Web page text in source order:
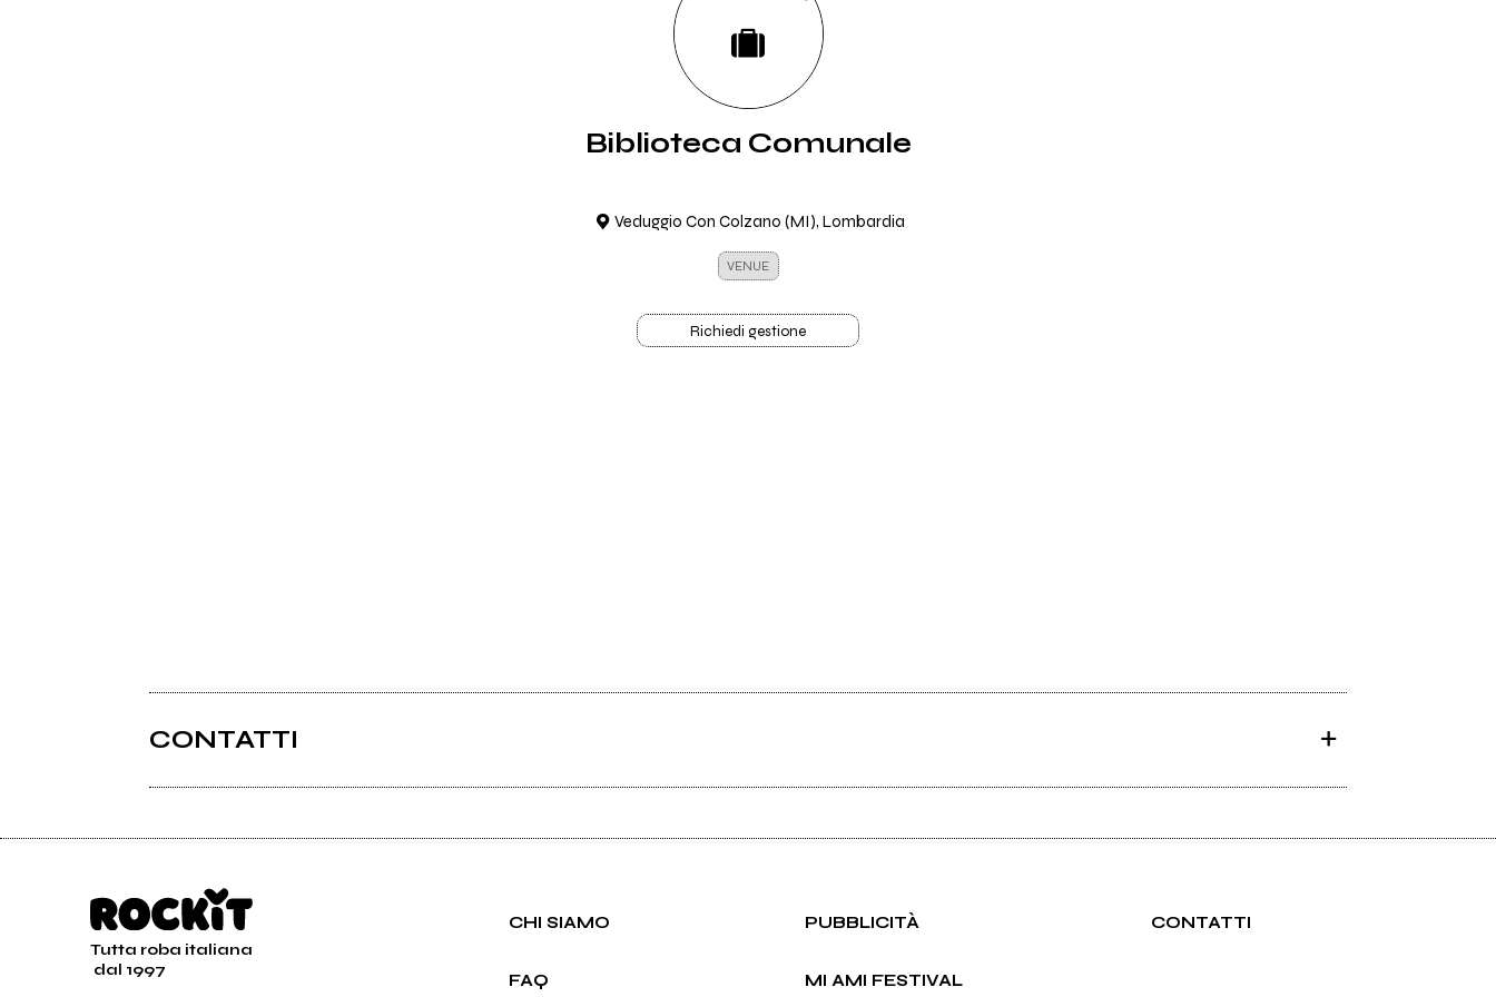
Biblioteca Comunale
Veduggio Con Colzano (MI), Lombardia
VENUE
Richiedi gestione
CONTATTI
Tutta roba italiana
dal 1997
CHI SIAMO PUBBLICITÀ CONTATTI
FAQ MI AMI FESTIVAL